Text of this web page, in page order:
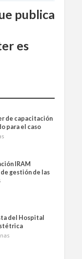
publica
es
de capacitación
para el caso
IRAM
de gestión de las
del Hospital